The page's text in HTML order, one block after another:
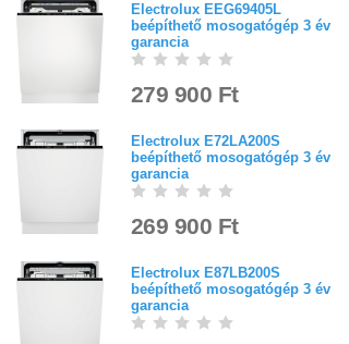
Electrolux EEG69405L
beépíthető mosogatógép 3 év
garancia
279 900 Ft
Electrolux E72LA200S
beépíthető mosogatógép 3 év
garancia
269 900 Ft
Electrolux E87LB200S
beépíthető mosogatógép 3 év
garancia